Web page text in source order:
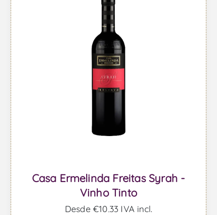
Casa Ermelinda Freitas Syrah -
Vinho Tinto
Desde €10,33 IVA incl.